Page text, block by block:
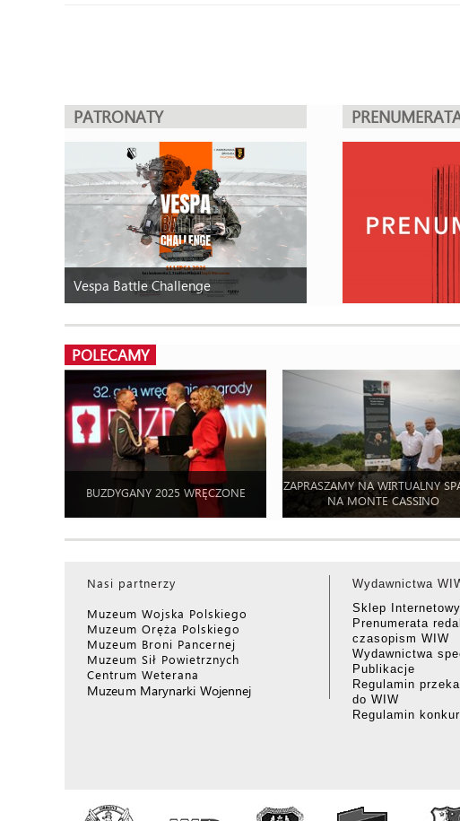
PATRONATY
Vespa Battle Challenge
POLECAMY
BUZDYGANY 2025 WRĘCZONE
ZAPRASZAMY NA WIRTUALNY
NA MONTE CASSINO
Nasi partnerzy
Muzeum Wojska Polskiego
Muzeum Oręża Polskiego
Muzeum Broni Pancernej
Muzeum Sił Powietrznych
Centrum Weterana
Muzeum Marynarki Wojennej
Wydawnictwa
Sklep
Prenumerata
czasopism WIW
Wydawnictwa
Publikacje
Regulamin
do WIW
Regulamin